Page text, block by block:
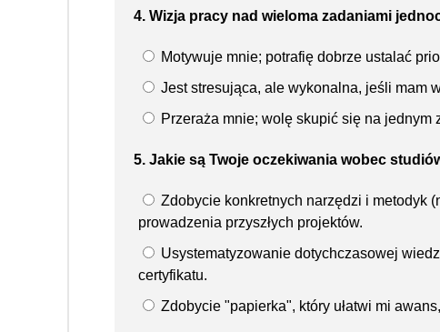
4. Wizja pracy nad wieloma zadaniami
Motywuje mnie; potrafię dobrze ustalać
Jest stresująca, ale wykonalna, jeśli mam
Przeraża mnie; wolę skupić się na
5. Jakie są Twoje oczekiwania wobec
Zdobycie konkretnych narzędzi i metodyk
prowadzenia przyszłych projektów.
Usystematyzowanie dotychczasowej
certyfikatu.
Zdobycie "papierka", który ułatwi mi